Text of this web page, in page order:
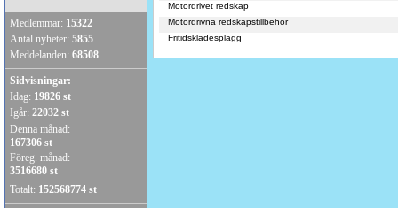
Medlemmar: 15322
Antal nyheter: 5855
Meddelanden: 68508
Sidvisningar:
Idag: 19826 st
Igår: 22032 st
Denna månad:
167306 st
Föreg. månad:
3516680 st
Totalt: 152568774 st
Motordrivet redskap
Motordrivna redskapstillbehör
Fritidsklädesplagg